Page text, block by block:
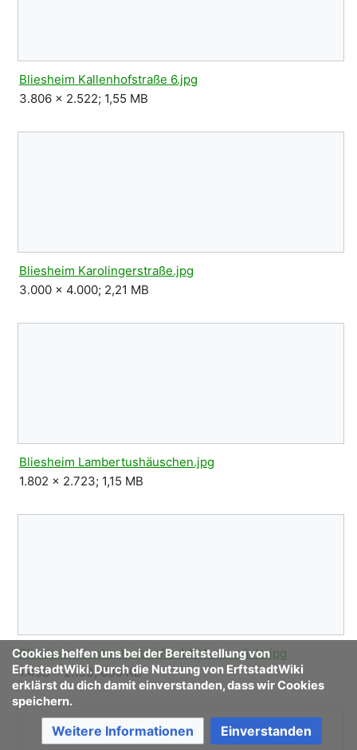
Bliesheim Kallenhofstraße 6.jpg
3.806 × 2.522; 1,55 MB
Bliesheim Karolingerstraße.jpg
3.000 × 4.000; 2,21 MB
Bliesheim Lambertushäuschen.jpg
1.802 × 2.723; 1,15 MB
Bliesheim Lambertusstraße 44 Mariensäule.jpg
1.498 × 2.153; 630 KB
Cookies helfen uns bei der Bereitstellung von
ErftstadtWiki. Durch die Nutzung von ErftstadtWiki
erklärst du dich damit einverstanden, dass wir Cookies
speichern.
Weitere Informationen Einverstanden